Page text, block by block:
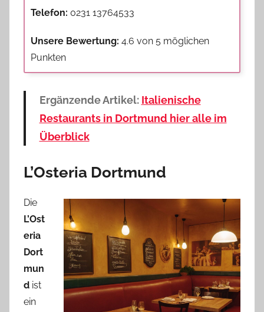
Telefon: 0231 13764533
Unsere Bewertung: 4.6 von 5 möglichen
Punkten
Ergänzende Artikel: Italienische
Restaurants in Dortmund hier alle im
Überblick
L’Osteria Dortmund
Die
L’Ost
eria
Dort
mun
d ist
ein